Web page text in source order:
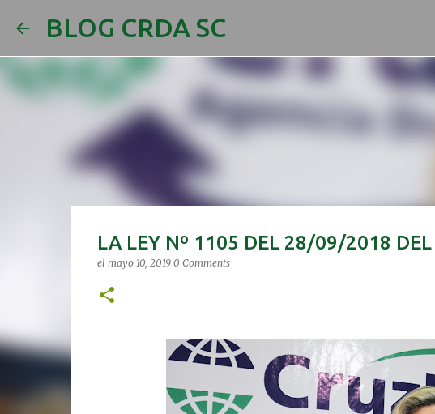
BLOG CRDA SC
LA LEY Nº 1105 DEL 28/09/2018
el mayo 10, 2019 0 Comments